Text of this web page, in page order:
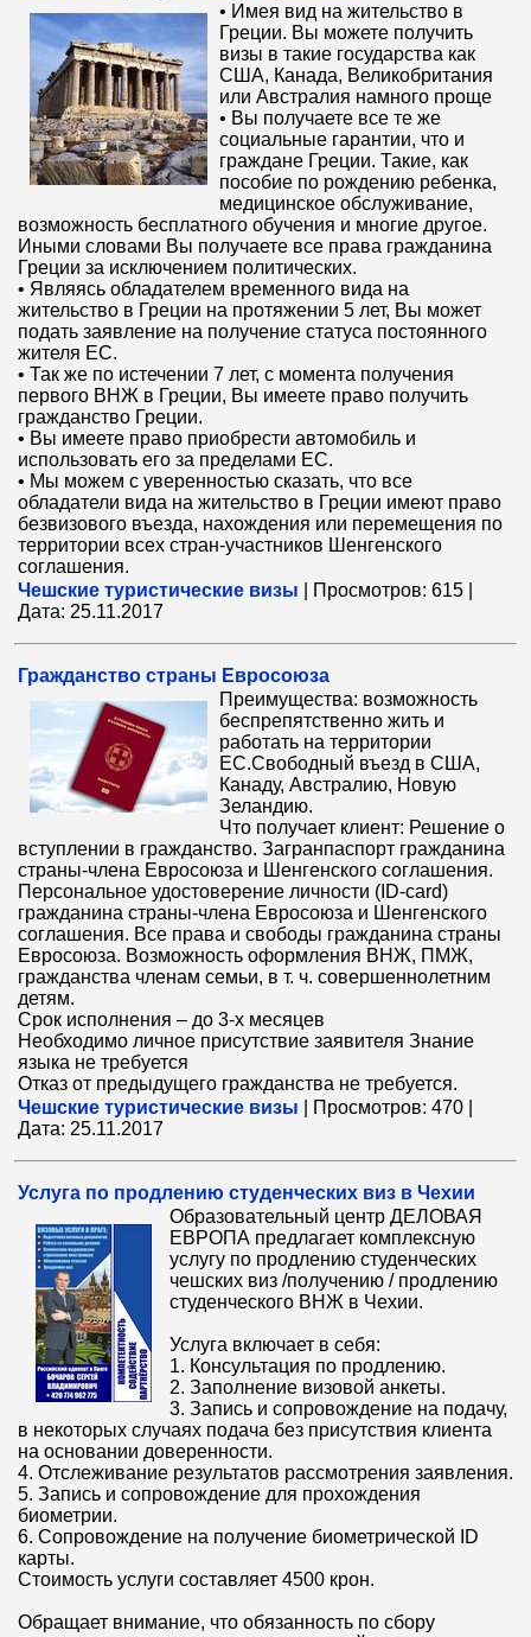
• Имея вид на жительство в
Греции. Вы можете получить
визы в такие государства как
США, Канада, Великобритания
или Австралия намного проще
• Вы получаете все те же
социальные гарантии, что и
граждане Греции. Такие, как
пособие по рождению ребенка,
медицинское обслуживание,
возможность бесплатного обучения и многие другое.
Иными словами Вы получаете все права гражданина
Греции за исключением политических.
• Являясь обладателем временного вида на
жительство в Греции на протяжении 5 лет, Вы может
подать заявление на получение статуса постоянного
жителя ЕС.
• Так же по истечении 7 лет, с момента получения
первого ВНЖ в Греции, Вы имеете право получить
гражданство Греции.
• Вы имеете право приобрести автомобиль и
использовать его за пределами ЕС.
• Мы можем с уверенностью сказать, что все
обладатели вида на жительство в Греции имеют право
безвизового въезда, нахождения или перемещения по
территории всех стран-участников Шенгенского
соглашения.
Чешские туристические визы
Просмотров: 615
Дата: 25.11.2017
Гражданство страны Евросоюза
Преимущества: возможность
беспрепятственно жить и
работать на территории
ЕС.Cвободный въезд в США,
Канаду, Австралию, Новую
Зеландию.
Что получает клиент: Решение о
вступлении в гражданство. Загранпаспорт гражданина
страны-члена Евросоюза и Шенгенского соглашения.
Персональное удостоверение личности (ID-card)
гражданина страны-члена Евросоюза и Шенгенского
соглашения. Все права и свободы гражданина страны
Евросоюза. Возможность оформления ВНЖ, ПМЖ,
гражданства членам семьи, в т. ч. совершеннолетним
детям.
Срок исполнения – до 3-х месяцев
Необходимо личное присутствие заявителя Знание
языка не требуется
Отказ от предыдущего гражданства не требуется.
Чешские туристические визы
Просмотров: 470
Дата: 25.11.2017
Услуга по продлению студенческих виз в Чехии
Образовательный центр ДЕЛОВАЯ
ЕВРОПА предлагает комплексную
услугу по продлению студенческих
чешских виз /получению / продлению
студенческого ВНЖ в Чехии.
Услуга включает в себя:
1. Консультация по продлению.
2. Заполнение визовой анкеты.
3. Запись и сопровождение на подачу,
в некоторых случаях подача без присутствия клиента
на основании доверенности.
4. Отслеживание результатов рассмотрения заявления.
5. Запись и сопровождение для прохождения
биометрии.
6. Сопровождение на получение биометрической ID
карты.
Стоимость услуги составляет 4500 крон.
Обращает внимание, что обязанность по сбору